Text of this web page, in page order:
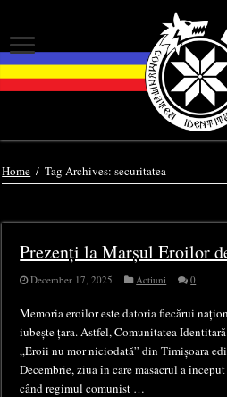
Home / Tag Archives: securitatea
Prezenți la Marșul Eroilor
December 17, 2025 Actiuni 0
Memoria eroilor este datoria fiecărui
iubește țara. Astfel, Comunitatea
„Eroii nu mor niciodată” din Timișoara
Decembrie, ziua în care masacrul a
când regimul comunist …